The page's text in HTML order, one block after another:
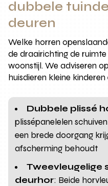
dubbele
deuren
Welke horren
de draairichting de
woonstijl. We adviseren
huisdieren kleine
Dubbele plissé
plissépanelelen
een brede doorgang
afscherming behoudt
Tweevleugelige
deurhor: Beide